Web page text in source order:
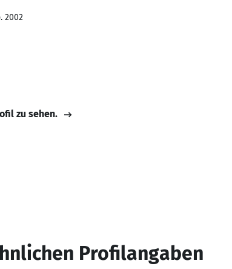
2002
zu sehen.
Profilangaben